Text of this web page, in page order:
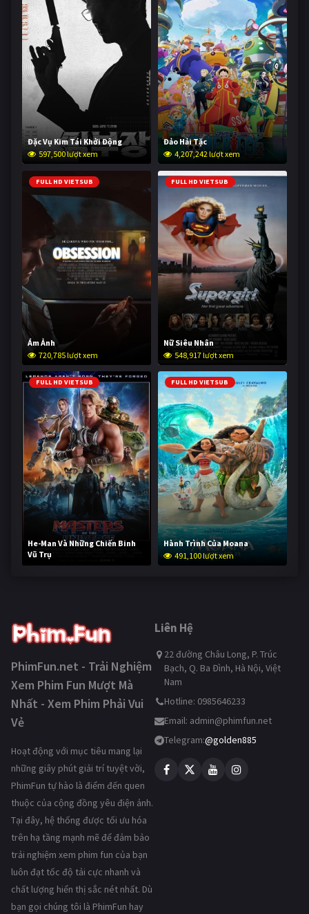
Đặc Vụ Kim Tái Khởi Động
597,500 lượt xem
Đảo Hải Tặc
4,207,242 lượt xem
FULL HD VIETSUB
Ám Ảnh
720,785 lượt xem
FULL HD VIETSUB
Nữ Siêu Nhân
548,917 lượt xem
FULL HD VIETSUB
He-Man Và Những Chiến Binh
Vũ Trụ
239,928 lượt xem
FULL HD VIETSUB
Hành Trình Của Moana
491,100 lượt xem
PhimFun.net - Trải Nghiệm
Xem Phim Fun Mượt Mà
Nhất - Xem Phim Phải Vui
Vẻ
Hoạt động với mục tiêu mang lại
những giây phút giải trí tuyệt vời,
PhimFun tự hào là điểm đến quen
thuộc của cộng đồng yêu điện ảnh.
Tại đây, hệ thống được tối ưu hóa
trên hạ tầng mạnh mẽ để đảm bảo
trải nghiệm xem phim fun của bạn
luôn đạt tốc độ tải cực nhanh và
chất lượng hiển thị sắc nét nhất. Dù
bạn gọi chúng tôi là PhimFun hay
Liên Hệ
22 đường Châu Long, P. Trúc
Bạch, Q. Ba Đình, Hà Nội, Việt
Nam
Hotline: 0985646233
Email: admin@phimfun.net
Telegram:@golden885